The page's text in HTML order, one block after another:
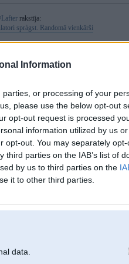
Information
or processing of your
please use the below opt-out
opt-out request is processed
information utilized by us
opt-out. You may separately
parties on the IAB’s list of
by us to third parties on the
it to other third parties.
data.
rakstīja:
spràgst. Randomā vienkārši
To jūs ziniet. Taču ja man kāds
loģisks.
akumulatoriem???
aizdegties,bet ne sprāgt
aprīlī Vecmīlgrāvī uz daudzdzīvokļu nama
lādēšanas režīmā. Kaimiņi notikušo
pašā epicentrā pa gaisu aizlidoja lodžijas
lai palielinātu braucamrīka ātrumu un jaudu.